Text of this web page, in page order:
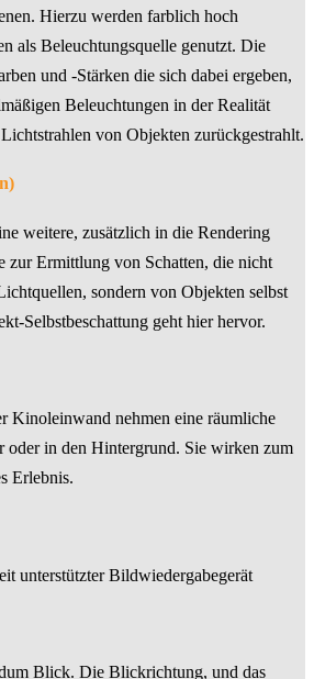
Hierzu werden farblich hoch
als Beleuchtungsquelle genutzt. Die
und -Stärken die sich dabei ergeben,
Beleuchtungen in der Realität
von Objekten zurückgestrahlt.
weitere, zusätzlich in die Rendering
zur Ermittlung von Schatten, die nicht
sondern von Objekten selbst
Selbstbeschattung geht hier hervor.
Kinoleinwand nehmen eine räumliche
oder in den Hintergrund. Sie wirken zum
Erlebnis.
unterstützter Bildwiedergabegerät
Blick. Die Blickrichtung, und das